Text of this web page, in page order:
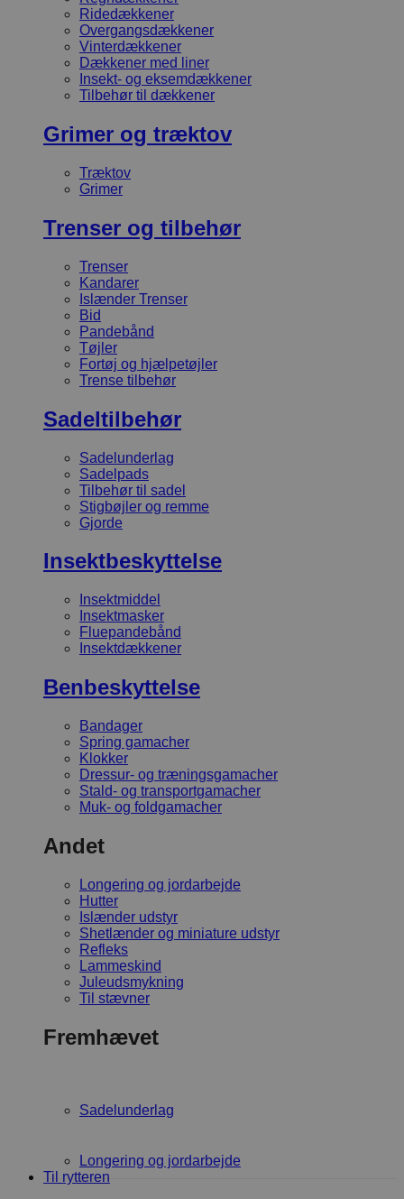
Ridedækkener
Overgangsdækkener
Vinterdækkener
Dækkener med liner
Insekt- og eksemdækkener
Tilbehør til dækkener
Grimer og træktov
Træktov
Grimer
Trenser og tilbehør
Trenser
Kandarer
Islænder Trenser
Bid
Pandebånd
Tøjler
Fortøj og hjælpetøjler
Trense tilbehør
Sadeltilbehør
Sadelunderlag
Sadelpads
Tilbehør til sadel
Stigbøjler og remme
Gjorde
Insektbeskyttelse
Insektmiddel
Insektmasker
Fluepandebånd
Insektdækkener
Benbeskyttelse
Bandager
Spring gamacher
Klokker
Dressur- og træningsgamacher
Stald- og transportgamacher
Muk- og foldgamacher
Andet
Longering og jordarbejde
Hutter
Islænder udstyr
Shetlænder og miniature udstyr
Refleks
Lammeskind
Juleudsmykning
Til stævner
Fremhævet
Sadelunderlag
Longering og jordarbejde
Til rytteren